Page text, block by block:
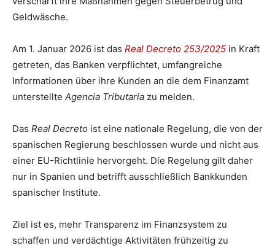
Geldwäsche.
Am 1. Januar 2026 ist das Real Decreto 253/2025 in Kraft
getreten, das Banken verpflichtet, umfangreiche
Informationen über ihre Kunden an die dem Finanzamt
unterstellte Agencia Tributaria zu melden.
Das Real Decreto ist eine nationale Regelung, die von der
spanischen Regierung beschlossen wurde und nicht aus
einer EU-Richtlinie hervorgeht. Die Regelung gilt daher
nur in Spanien und betrifft ausschließlich Bankkunden
spanischer Institute.
Ziel ist es, mehr Transparenz im Finanzsystem zu
schaffen und verdächtige Aktivitäten frühzeitig zu